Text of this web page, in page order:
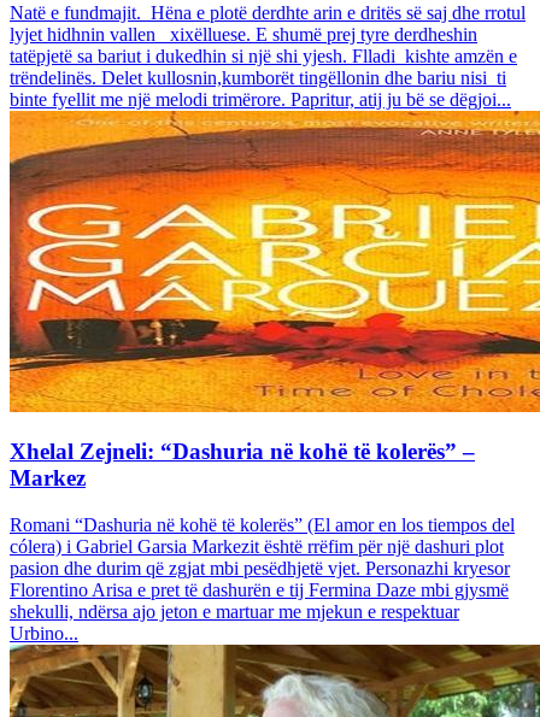
Natë e fundmajit. Hëna e plotë derdhte arin e dritës së saj dhe rrotul
lyjet hidhnin vallen xixëlluese. E shumë prej tyre derdheshin
tatëpjetë sa bariut i dukedhin si një shi yjesh. Flladi kishte amzën e
trëndelinës. Delet kullosnin,kumborët tingëllonin dhe bariu nisi ti
binte fyellit me një melodi trimërore. Papritur, atij ju bë se dëgjoi...
Xhelal Zejneli: “Dashuria në kohë të kolerës” –
Markez
Romani “Dashuria në kohë të kolerës” (El amor en los tiempos del
cólera) i Gabriel Garsia Markezit është rrëfim për një dashuri plot
pasion dhe durim që zgjat mbi pesëdhjetë vjet. Personazhi kryesor
Florentino Arisa e pret të dashurën e tij Fermina Daze mbi gjysmë
shekulli, ndërsa ajo jeton e martuar me mjekun e respektuar
Urbino...